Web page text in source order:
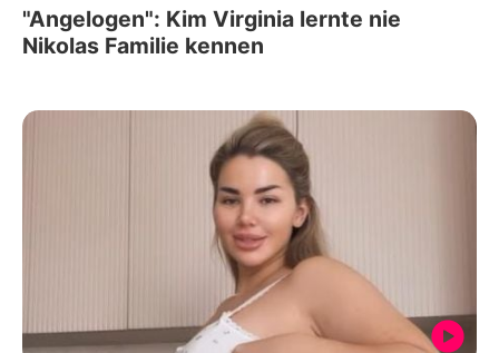
"Angelogen": Kim Virginia lernte nie
Nikolas Familie kennen